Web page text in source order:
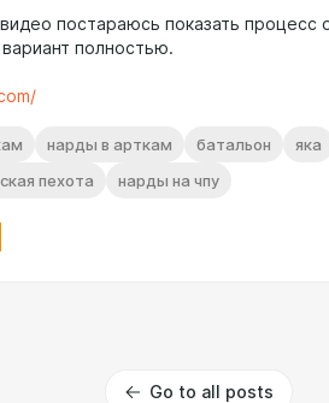
постараюсь показать процесс
полностью.
нарды в арткам батальон яка
пехота нарды на чпу
Go to all posts